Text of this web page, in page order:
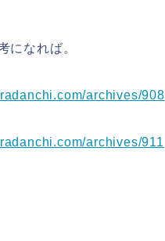
になれば。
archives/908
archives/911